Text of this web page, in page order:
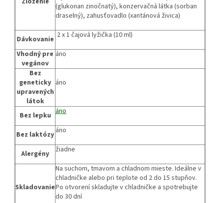
(glukonan zinočnatý), konzervačná látka (sorban
draselný), zahusťovadlo (xantánová živica)
Dávkovanie 2 x 1 čajová lyžička (10 ml)
Vhodný pre
vegánov
áno
Bez
geneticky
upravených
látok
áno
Bez lepku áno
Bez laktózy áno
Alergény žiadne
Skladovanie
Na suchom, tmavom a chladnom mieste. Ideálne v
chladničke alebo pri teplote od 2 do 15 stupňov.
Po otvorení skladujte v chladničke a spotrebujte
do 30 dní